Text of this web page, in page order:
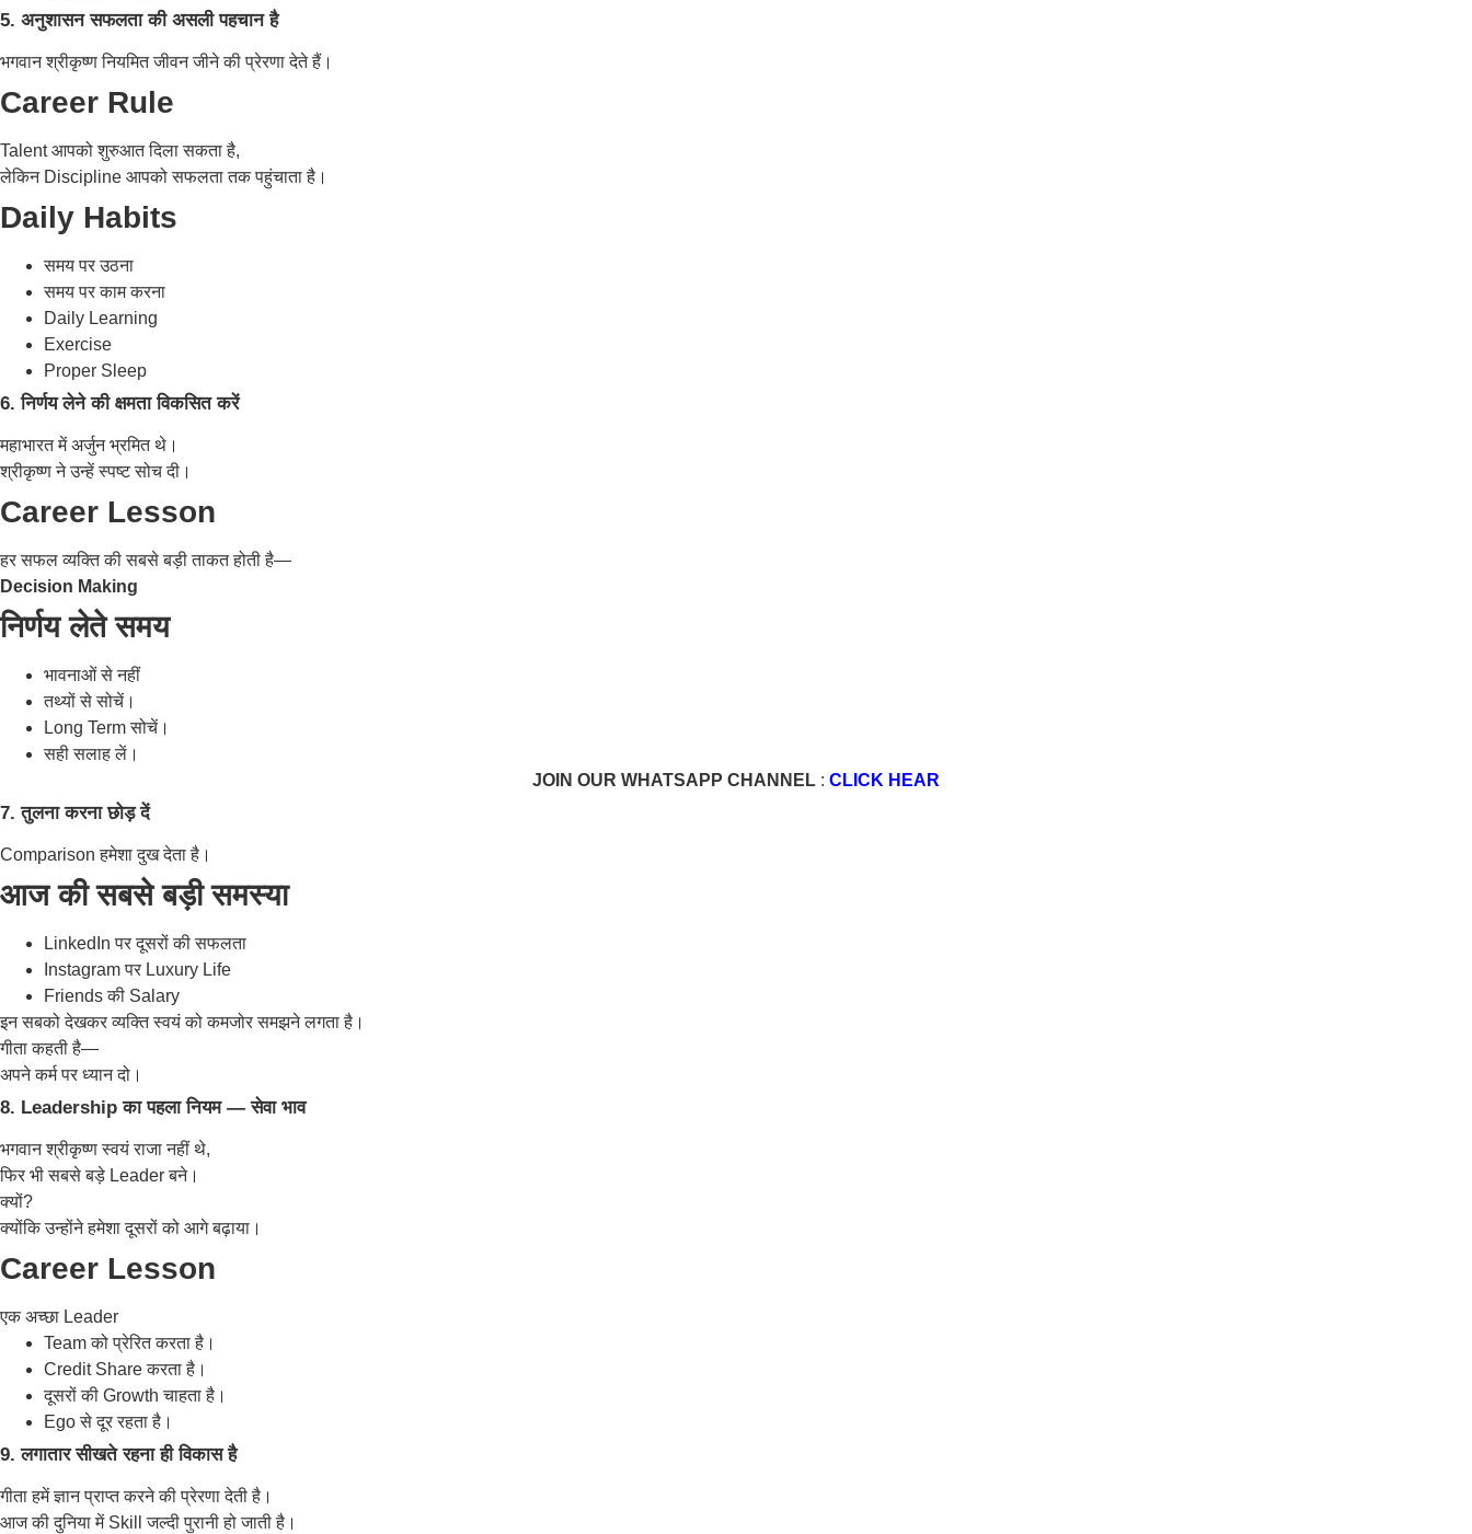
5. अनुशासन सफलता की असली पहचान है
भगवान श्रीकृष्ण नियमित जीवन जीने की प्रेरणा देते हैं।
Career Rule
Talent आपको शुरुआत दिला सकता है,
लेकिन Discipline आपको सफलता तक पहुंचाता है।
Daily Habits
समय पर उठना
समय पर काम करना
Daily Learning
Exercise
Proper Sleep
6. निर्णय लेने की क्षमता विकसित करें
महाभारत में अर्जुन भ्रमित थे।
श्रीकृष्ण ने उन्हें स्पष्ट सोच दी।
Career Lesson
हर सफल व्यक्ति की सबसे बड़ी ताकत होती है—
Decision Making
निर्णय लेते समय
भावनाओं से नहीं
तथ्यों से सोचें।
Long Term सोचें।
सही सलाह लें।
JOIN OUR WHATSAPP CHANNEL : CLICK HEAR
7. तुलना करना छोड़ दें
Comparison हमेशा दुख देता है।
आज की सबसे बड़ी समस्या
LinkedIn पर दूसरों की सफलता
Instagram पर Luxury Life
Friends की Salary
इन सबको देखकर व्यक्ति स्वयं को कमजोर समझने लगता है।
गीता कहती है—
अपने कर्म पर ध्यान दो।
8. Leadership का पहला नियम — सेवा भाव
भगवान श्रीकृष्ण स्वयं राजा नहीं थे,
फिर भी सबसे बड़े Leader बने।
क्यों?
क्योंकि उन्होंने हमेशा दूसरों को आगे बढ़ाया।
Career Lesson
एक अच्छा Leader
Team को प्रेरित करता है।
Credit Share करता है।
दूसरों की Growth चाहता है।
Ego से दूर रहता है।
9. लगातार सीखते रहना ही विकास है
गीता हमें ज्ञान प्राप्त करने की प्रेरणा देती है।
आज की दुनिया में Skill जल्दी पुरानी हो जाती है।